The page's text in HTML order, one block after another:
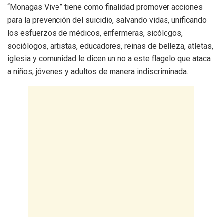
“Monagas Vive” tiene como finalidad promover acciones
para la prevención del suicidio, salvando vidas, unificando
los esfuerzos de médicos, enfermeras, sicólogos,
sociólogos, artistas, educadores, reinas de belleza, atletas,
iglesia y comunidad le dicen un no a este flagelo que ataca
a niños, jóvenes y adultos de manera indiscriminada.